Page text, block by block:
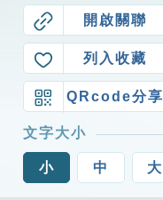
開啟關聯
列入收藏
QRcode分享
文字大小
小 中 大